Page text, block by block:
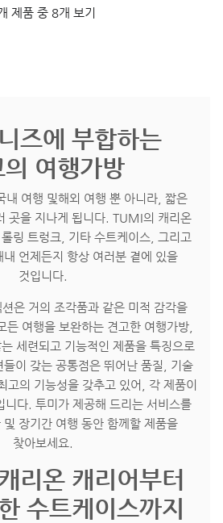
제품 중 8개 보기
즈에 부합하는
의 여행가방
내 여행 및해외 여행 뿐 아니라, 짧은
곳을 지나게 됩니다. TUMI의 캐리온
링 트렁크, 기타 수트케이스, 그리고
내 언제든지 항상 여러분 곁에 있을
것입니다.
은 거의 조각품과 같은 미적 감각을
든 여행을 보완하는 견고한 여행가방,
세련되고 기능적인 제품을 특징으로
이 갖는 공통점은 뛰어난 품질, 기술
고의 기능성을 갖추고 있어, 각 제품이
니다. 투미가 제공해 드리는 서비스를
및 장기간 여행 동안 함께할 제품을
찾아보세요.
리온 캐리어부터
수트케이스까지